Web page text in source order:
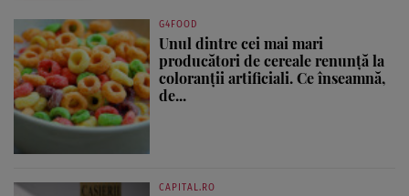
G4FOOD
Unul dintre cei mai mari
producători de cereale renunță la
coloranții artificiali. Ce înseamnă,
de...
CAPITAL.RO